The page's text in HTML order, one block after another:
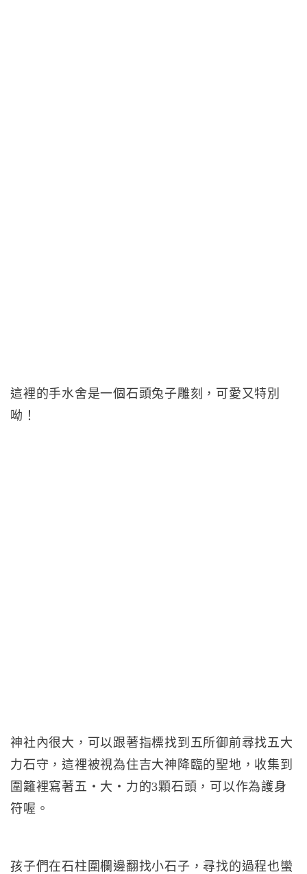
這裡的手水舍是一個石頭兔子雕刻，可愛又特別
呦！
神社內很大，可以跟著指標找到五所御前尋找五大
力石守，這裡被視為住吉大神降臨的聖地，收集到
圍籬裡寫著五・大・力的3顆石頭，可以作為護身
符喔。
孩子們在石柱圍欄邊翻找小石子，尋找的過程也蠻